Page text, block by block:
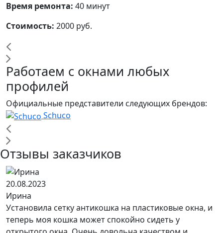
Время ремонта: 40 минут
Стоимость: 2000 руб.
Работаем с окнами любых
профилей
Официальные представители следующих брендов:
Schuco
Отзывы заказчиков
20.08.2023
Ирина
Установила сетку антикошка на пластиковые окна, и
теперь моя кошка может спокойно сидеть у